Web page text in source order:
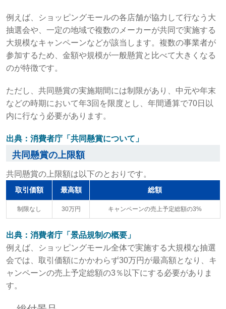
例えば、ショッピングモールの各店舗が協力して行なう大
抽選会や、一定の地域で複数のメーカーが共同で実施する
大規模なキャンペーンなどが該当します。複数の事業者が
参加するため、金額や規模が一般懸賞と比べて大きくなる
のが特徴です。
ただし、共同懸賞の実施期間には制限があり、中元や年末
などの時期において年3回を限度とし、年間通算で70日以
内に行なう必要があります。
出典：消費者庁「共同懸賞について」
共同懸賞の上限額
共同懸賞の上限額は以下のとおりです。
取引価額 最高額 総額
制限なし 30万円 キャンペーンの売上予定総額の3%
出典：消費者庁「景品規制の概要」
例えば、ショッピングモール全体で実施する大規模な抽選
会では、取引価額にかかわらず30万円が最高額となり、キ
ャンペーンの売上予定総額の3％以下にする必要がありま
す。